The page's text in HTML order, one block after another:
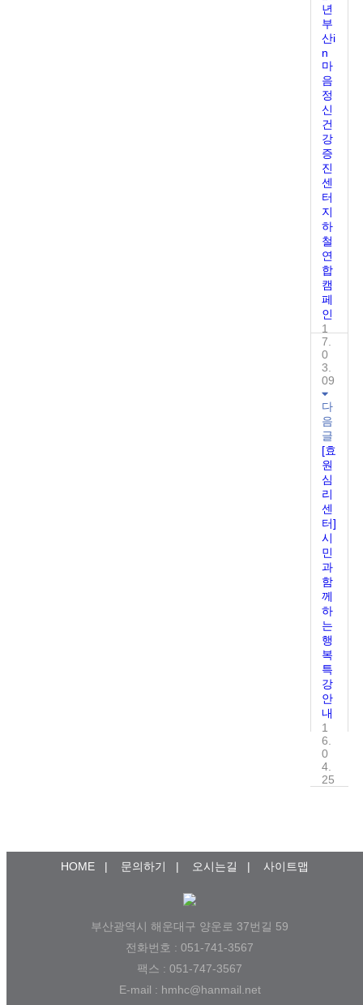
년
부
산i
n
마
음
정
신
건
강
증
진
센
터
지
하
철
연
합
캠
페
인
1
7.
0
3.
09
다
음
글
[효
원
심
리
센
터]
시
민
과
함
께
하
는
행
복
특
강
안
내
1
6.
0
4.
25
HOME | 문의하기 | 오시는길 | 사이트맵
부산광역시 해운대구 양운로 37번길 59
전화번호 : 051-741-3567
팩스 : 051-747-3567
E-mail : hmhc@hanmail.net